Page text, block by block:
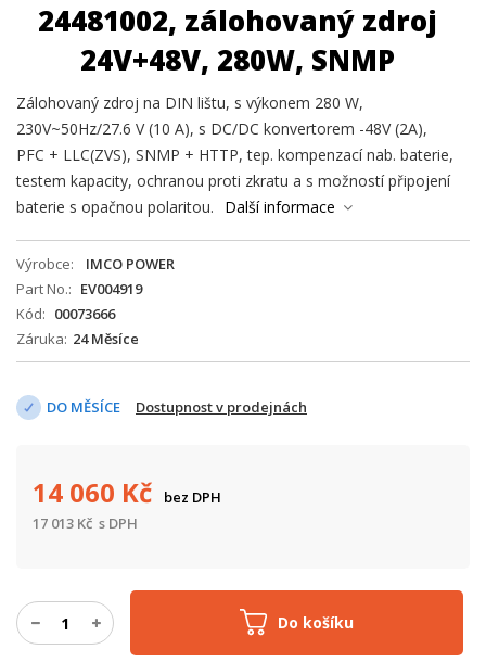
24481002, zálohovaný zdroj
24V+48V, 280W, SNMP
Zálohovaný zdroj na DIN lištu, s výkonem 280 W,
230V~50Hz/27.6 V (10 A), s DC/DC konvertorem -48V (2A),
PFC + LLC(ZVS), SNMP + HTTP, tep. kompenzací nab. baterie,
testem kapacity, ochranou proti zkratu a s možností připojení
baterie s opačnou polaritou.
Další informace
Výrobce
IMCO POWER
Part No.
EV004919
Kód
00073666
Záruka 24 Měsíce
DO MĚSÍCE Dostupnost v prodejnách
Do košíku
14 060 Kč
bez DPH
17 013 Kč s DPH